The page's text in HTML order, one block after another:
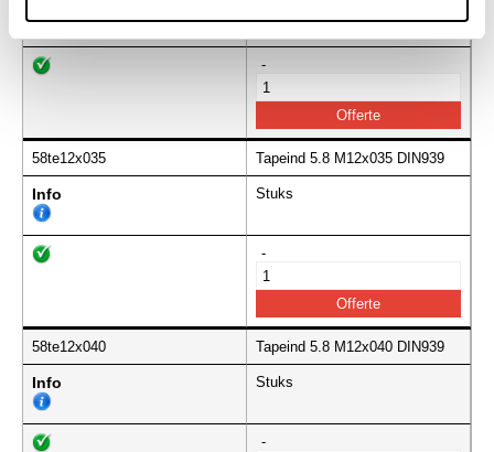
Stuks
-
58te12x035 Tapeind 5.8 M12x035 DIN939
Info Stuks
-
58te12x040 Tapeind 5.8 M12x040 DIN939
Info Stuks
-